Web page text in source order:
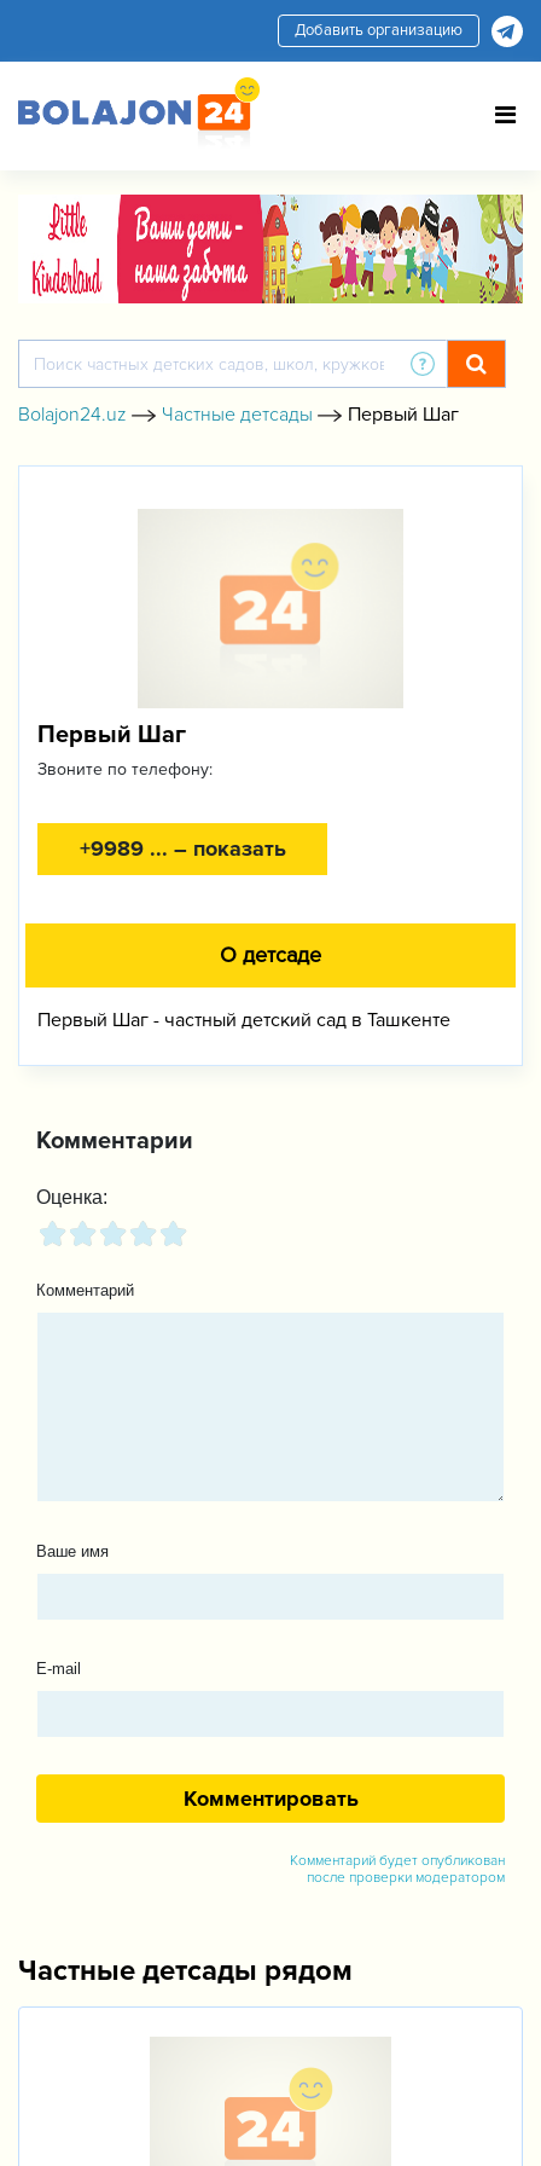
Добавить организацию
Bolajon24.uz Частные детсады Первый Шаг
Первый Шаг
Звоните по телефону:
+9989 ... – показать
О детсаде
Первый Шаг - частный детский сад в Ташкенте
Комментарии
Оценка:
Комментарий
Ваше имя
E-mail
Комментарий будет опубликован
после проверки модератором
Частные детсады рядом